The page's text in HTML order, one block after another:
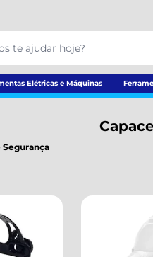
Elétricas e Máquinas
Segurança